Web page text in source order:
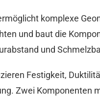
komplexe
und baut die
und
Festigkeit,
Zwei